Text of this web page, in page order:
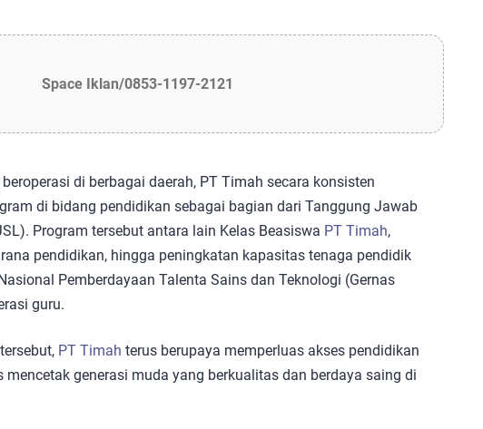
Space Iklan/0853-1197-2121
di berbagai daerah, PT Timah secara konsisten
di bidang pendidikan sebagai bagian dari Tanggung Jawab
Program tersebut antara lain Kelas Beasiswa PT Timah,
pendidikan, hingga peningkatan kapasitas tenaga pendidik
Pemberdayaan Talenta Sains dan Teknologi (Gernas
guru.
PT Timah terus berupaya memperluas akses pendidikan
generasi muda yang berkualitas dan berdaya saing di